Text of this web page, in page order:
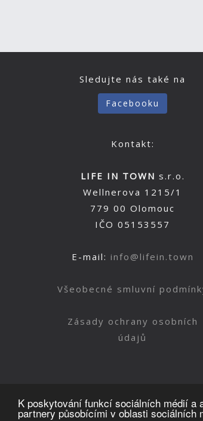
K poskytování funkcí sociálních médií a
partnery působícími v oblasti sociálních
Sledujte nás také na
Facebooku
Kontakt:
LIFE IN TOWN s.r.o.
Wellnerova 1215/1
779 00 Olomouc
IČO 05153557
E-mail: info@lifein.town
Všeobecné smluvní
Zásady ochrany osobních
údajů